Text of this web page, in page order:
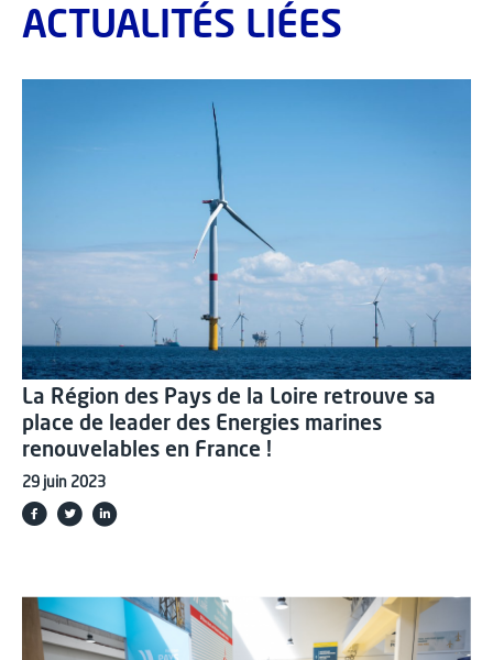
ACTUALITÉS LIÉES
La Région des Pays de la Loire retrouve sa
place de leader des Energies marines
renouvelables en France !
29 juin 2023